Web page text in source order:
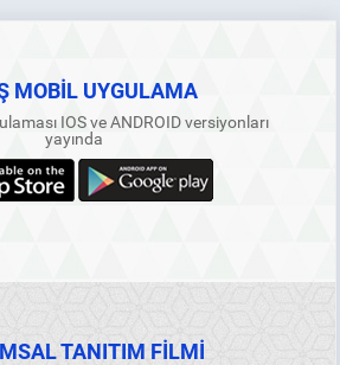
MOBİL UYGULAMA
IOS ve ANDROID versiyonları
yayında
TANITIM FİLMİ